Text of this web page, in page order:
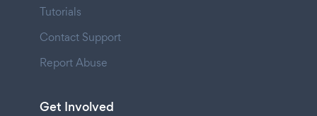
Tutorials
Contact Support
Report Abuse
Get Involved